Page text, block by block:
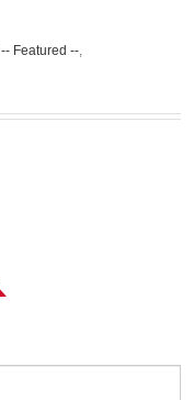
-- Featured --,